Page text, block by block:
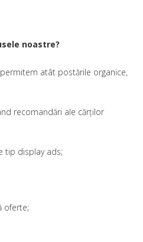
noastre?
atât postările organice,
recomandări ale cărților
tip display ads;
oferte;